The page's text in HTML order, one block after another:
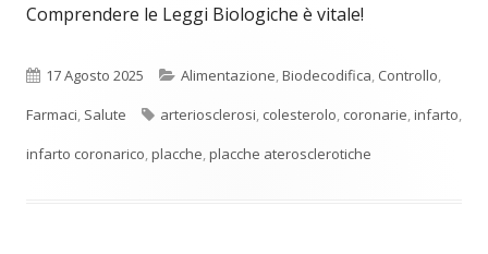
Comprendere le Leggi Biologiche è vitale!
Pubblicato
17 Agosto 2025 Categorie
Alimentazione,Biodecodifica, Controllo,
Farmaci, Salute Tag
arteriosclerosi, colesterolo, coronarie,infarto,
infarto coronarico,placche,placche aterosclerotiche